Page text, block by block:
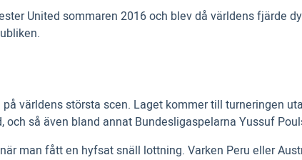
United sommaren 2016 och blev då världens fjärde
världens största scen. Laget kommer till turneringen
så även bland annat Bundesligaspelarna Yussuf
man fått en hyfsat snäll lottning. Varken Peru eller